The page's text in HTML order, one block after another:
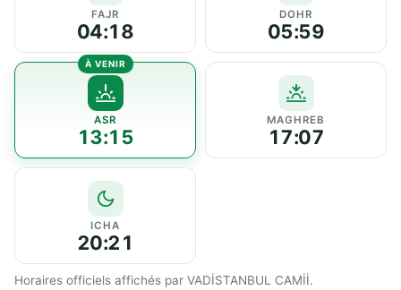
FAJR
04:18
DOHR
05:59
ASR
13:15
MAGHREB
17:07
ICHA
20:21
Horaires officiels affichés par VADİSTANBUL CAMİİ.